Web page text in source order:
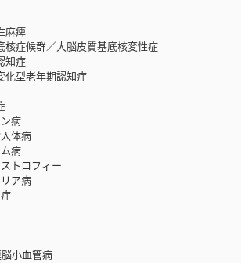
痺
候群／大脳皮質基底核変性症
症
老年期認知症
病
体病
病
ロフィー
ア病
血管病